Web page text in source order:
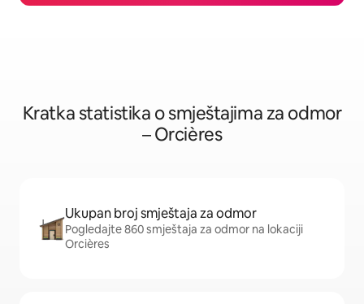
Kratka statistika o smještajima za odmor
– Orcières
Ukupan broj smještaja za odmor
Pogledajte 860 smještaja za odmor na lokaciji
Orcières